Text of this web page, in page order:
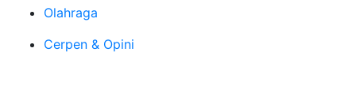
Olahraga
Cerpen & Opini